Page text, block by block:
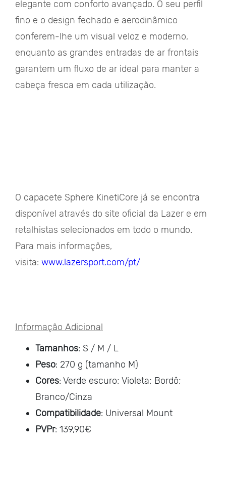
elegante com conforto avançado. O seu perfil
fino e o design fechado e aerodinâmico
conferem-lhe um visual veloz e moderno,
enquanto as grandes entradas de ar frontais
garantem um fluxo de ar ideal para manter a
cabeça fresca em cada utilização.
O capacete Sphere KinetiCore já se encontra
disponível através do site oficial da Lazer e em
retalhistas selecionados em todo o mundo.
Para mais informações,
visita: www.lazersport.com/pt/
Informação Adicional
Tamanhos: S / M / L
Peso: 270 g (tamanho M)
Cores: Verde escuro; Violeta; Bordô;
Branco/Cinza
Compatibilidade: Universal Mount
PVPr: 139,90€